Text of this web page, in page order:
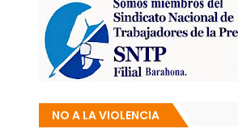
NO A LA VIOLENCIA